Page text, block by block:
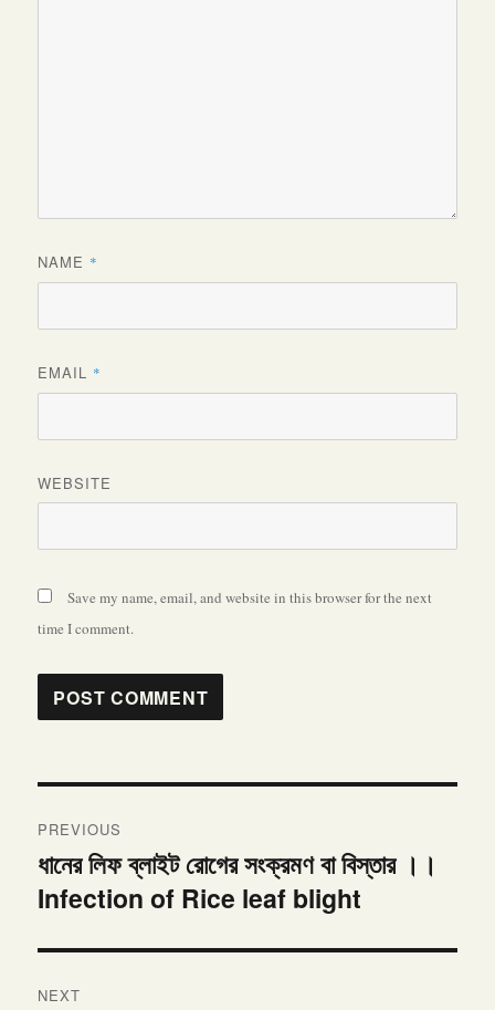
NAME *
EMAIL *
WEBSITE
Save my name, email, and website in this browser for the next
time I comment.
navigation
PREVIOUS
Previous
post:
ধানের লিফ ব্লাইট রোগের সংক্রমণ বা বিস্তার ।।
Infection of Rice leaf blight
NEXT